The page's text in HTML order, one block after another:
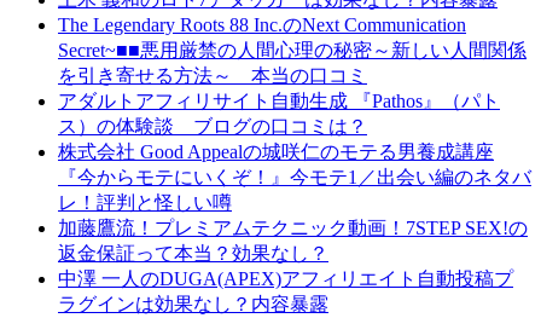
The Legendary Roots 88 Inc.のNext Communication
Secret~■■悪用厳禁の人間心理の秘密～新しい人間関係
を引き寄せる方法～ 本当の口コミ
アダルトアフィリサイト自動生成 『Pathos』（パト
ス）の体験談 ブログの口コミは？
株式会社 Good Appealの城咲仁のモテる男養成講座
『今からモテにいくぞ！』今モテ1／出会い編のネタバ
レ！評判と怪しい噂
加藤鷹流！プレミアムテクニック動画！7STEP SEX!の
返金保証って本当？効果なし？
中澤 一人のDUGA(APEX)アフィリエイト自動投稿プ
ラグインは効果なし？内容暴露